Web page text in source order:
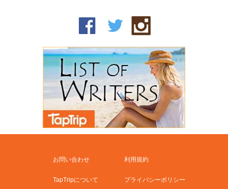
お問い合わせ 利用規約
TapTripについて プライバシーポリシー